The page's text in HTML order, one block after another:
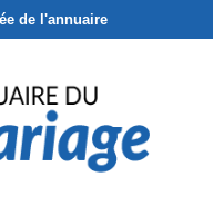
de l'annuaire